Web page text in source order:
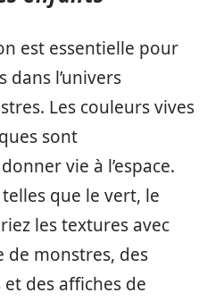
est essentielle pour
l’univers
Les couleurs vives
sont
vie à l’espace.
que le vert, le
les textures avec
de monstres, des
des affiches de